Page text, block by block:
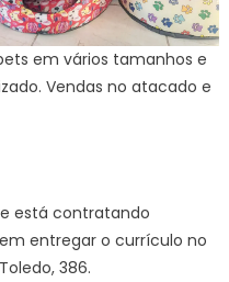
em vários tamanhos e
Vendas no atacado e
está contratando
entregar o currículo no
386.